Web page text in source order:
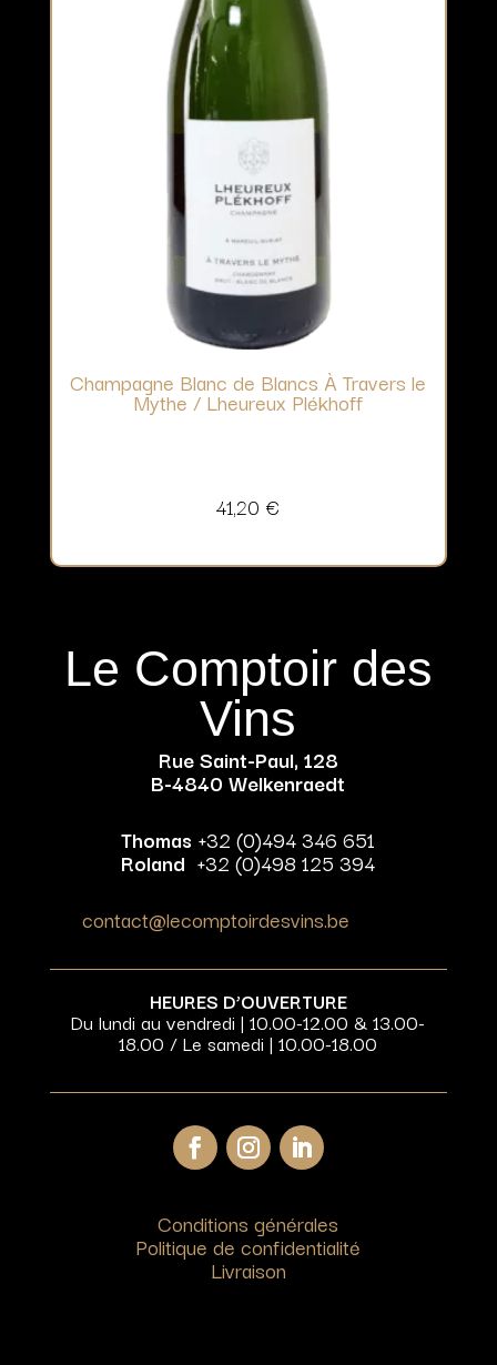
Champagne Blanc de Blancs À Travers le
Mythe / Lheureux Plékhoff
41,20 €
Le Comptoir des
Vins
Rue Saint-Paul, 128
B-4840 Welkenraedt
Thomas +32 (0)494 346 651
Roland +32 (0)498 125 394
contact@lecomptoirdesvins.be
HEURES D’OUVERTURE
Du lundi au vendredi | 10.00-12.00 & 13.00-
18.00 / Le samedi | 10.00-18.00
Conditions générales
Politique de confidentialité
Livraison